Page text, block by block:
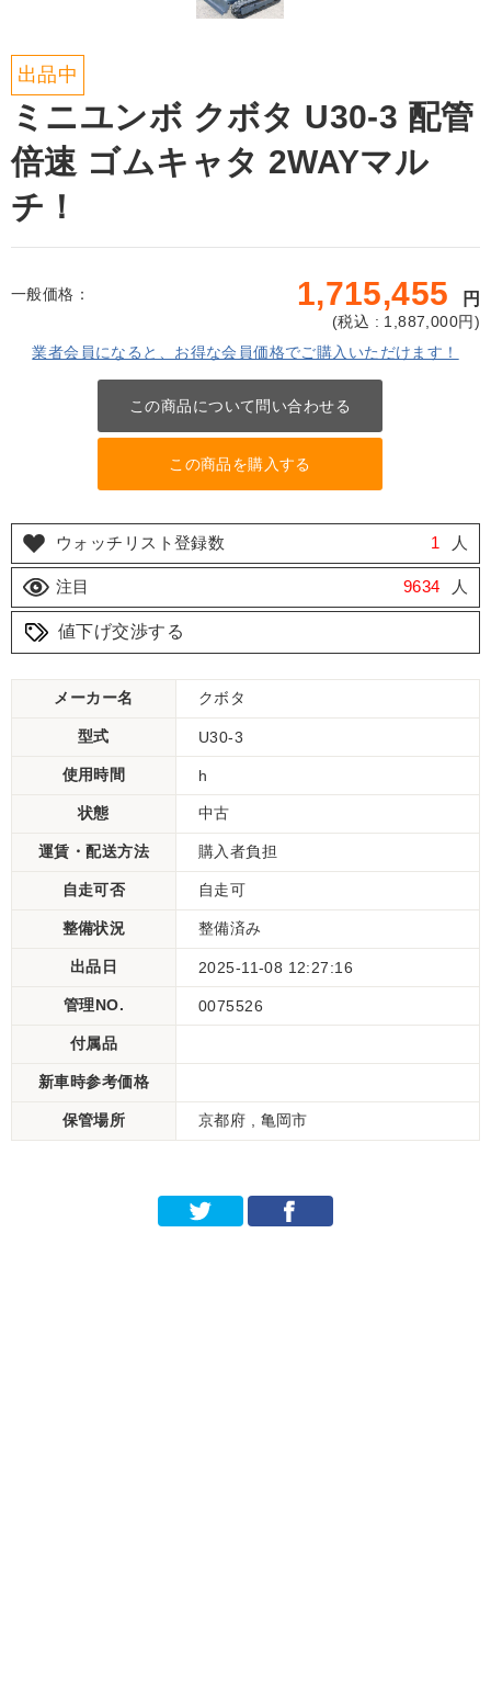
出品中
ミニユンボ クボタ U30-3 配管
倍速 ゴムキャタ 2WAYマル
チ！
一般価格： 1,715,455 円
(税込 : 1,887,000円)
業者会員になると、お得な会員価格でご購入いただけます！
この商品について問い合わせる
この商品を購入する
ウォッチリスト登録数 1 人
注目 9634 人
値下げ交渉する
メーカー名 クボタ
型式 U30-3
使用時間 h
状態 中古
運賃・配送方法 購入者負担
自走可否 自走可
整備状況 整備済み
出品日 2025-11-08 12:27:16
管理NO. 0075526
付属品
新車時参考価格
保管場所 京都府 , 亀岡市